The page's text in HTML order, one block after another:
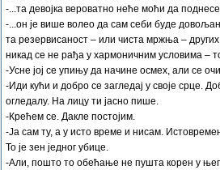
-...та девојка вероватно неће моћи да
-...он је више волео да сам себи буде
та резервисаност – или чиста мржња –
никад се не рађа у хармоничним условима –
-Усне јој се упињу да начине осмех, али се
-Иди кући и добро се загледај у своје срце.
огледалу. На лицу ти јасно пише.
-Крећем се. Дакле постојим.
-Ја сам ту, а у исто време и нисам.
То је зен једног убице.
-Али, пошто то обећање не пушта корен у